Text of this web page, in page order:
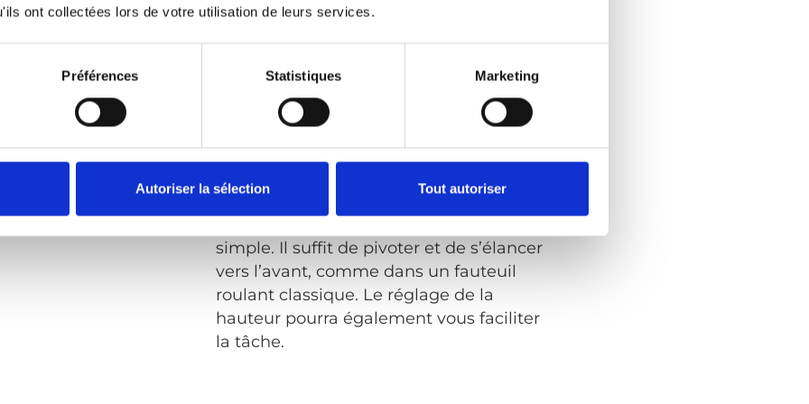
ont collectées lors de votre utilisation de leurs services.
Préférences Statistiques Marketing
Autoriser la sélection Tout autoriser
du véhicule.
Evo peut
votre hauteur. Que
roulant au siège
le transfert à
fauteuil roulant, mais pas
que
S’asseoir dans une voiture peut s’avérer
délicat, même si on ne souffre d’aucun
handicap. Une fois le siège sorti, vous
pouvez prendre appui sur sa bordure et
lâcher prise. Le Turny Evo se chargera
simple. Il suffit de pivoter et de s’élancer
vers l’avant, comme dans un fauteuil
roulant classique. Le réglage de la
hauteur pourra également vous faciliter
la tâche.